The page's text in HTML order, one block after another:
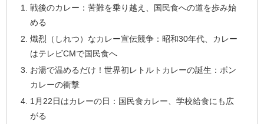
戦後のカレー：苦難を乗り越え、国民食への道を歩み始
める
熾烈（しれつ）なカレー宣伝競争：昭和30年代、カレー
はテレビCMで国民食へ
お湯で温めるだけ！世界初レトルトカレーの誕生：ボン
カレーの衝撃
1月22日はカレーの日：国民食カレー、学校給食にも広
がる